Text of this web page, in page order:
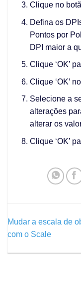
Clique no
Defina os
Pontos por
DPI maior a
Clique ‘OK’
Clique ‘OK’
Selecione a
alterações
alterar os
Clique ‘OK’
Mudar a escala de
com o Scale